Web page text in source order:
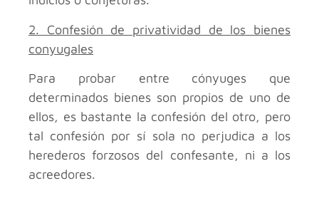
2. Confesión de privatividad de los bienes
conyugales
Para probar entre cónyuges que
determinados bienes son propios de uno de
ellos, es bastante la confesión del otro, pero
tal confesión por sí sola no perjudica a los
herederos forzosos del confesante, ni a los
acreedores.